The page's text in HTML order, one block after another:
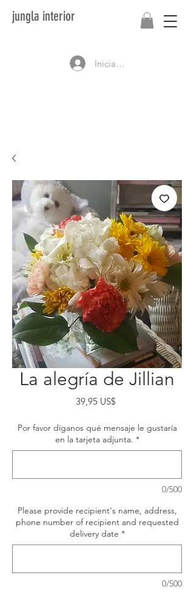
jungla interior
Iniciar sesión
La alegría de Jillian
39,95 US$Precio
Por favor díganos qué mensaje le gustaría
en la tarjeta adjunta. *
0/500
Please provide recipient's name, address,
phone number of recipient and requested
delivery date *
0/500